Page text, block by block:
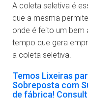
A coleta seletiva é
que a mesma
onde é feito um
tempo que gera
a coleta seletiva.
Temos Lixeiras
Sobreposta com
de fábrica!